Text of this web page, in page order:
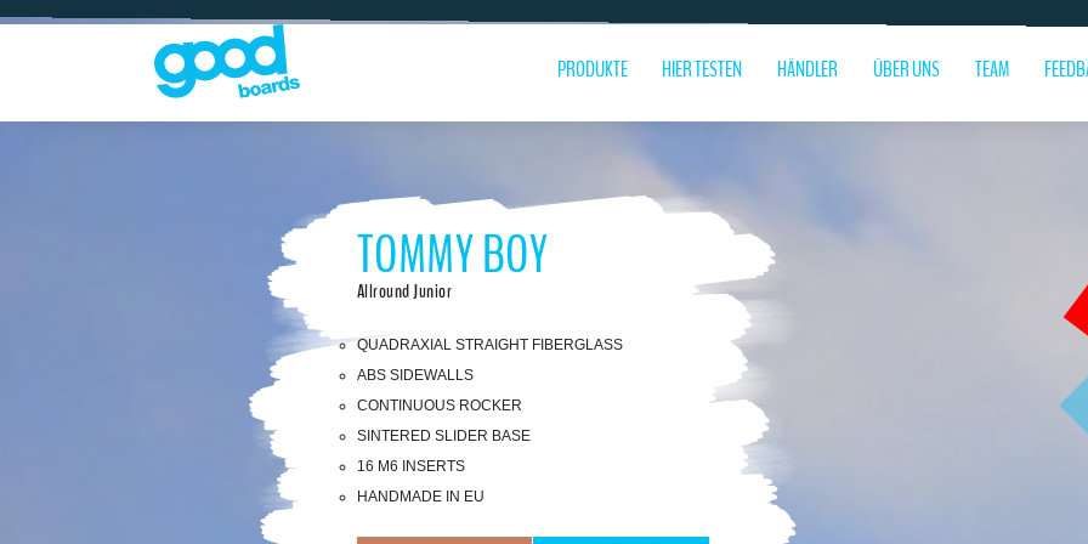
PRODUKTE HIER TESTEN HÄNDLER ÜBER UNS TEAM
TOMMY BOY
Allround Junior
QUADRAXIAL STRAIGHT FIBERGLASS
ABS SIDEWALLS
CONTINUOUS ROCKER
SINTERED SLIDER BASE
16 M6 INSERTS
HANDMADE IN EU